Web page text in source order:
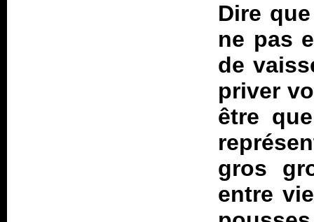
Dire
ne pas
de
priver
être
gros
entre